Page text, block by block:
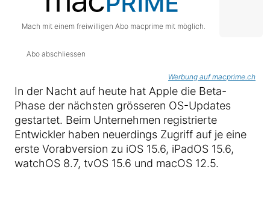
Mach mit einem freiwilligen Abo macprime mit möglich.
Abo abschliessen
Werbung auf macprime.ch
In der Nacht auf heute hat Apple die Beta-
Phase der nächsten grösseren OS-Updates
gestartet. Beim Unternehmen registrierte
Entwickler haben neuerdings Zugriff auf je eine
erste Vorabversion zu iOS 15.6, iPadOS 15.6,
watchOS 8.7, tvOS 15.6 und macOS 12.5.